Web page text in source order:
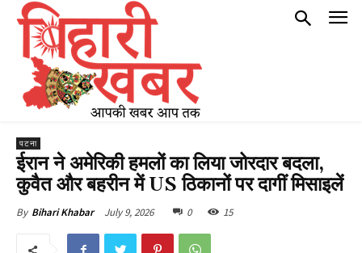
पटना
ईरान ने अमेरिकी हमलों का लिया जोरदार बदला,
कुवैत और बहरीन में US ठिकानों पर दागीं मिसाइलें
By Bihari Khabar July 9, 2026 0 15